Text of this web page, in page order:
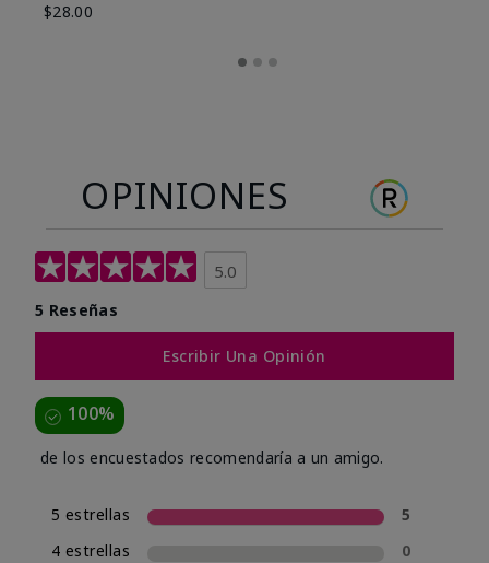
$28.00
OPINIONES
5.0
5 Reseñas
Escribir Una Opinión
100%
de los encuestados recomendaría a un amigo.
5 estrellas
5
4 estrellas
0